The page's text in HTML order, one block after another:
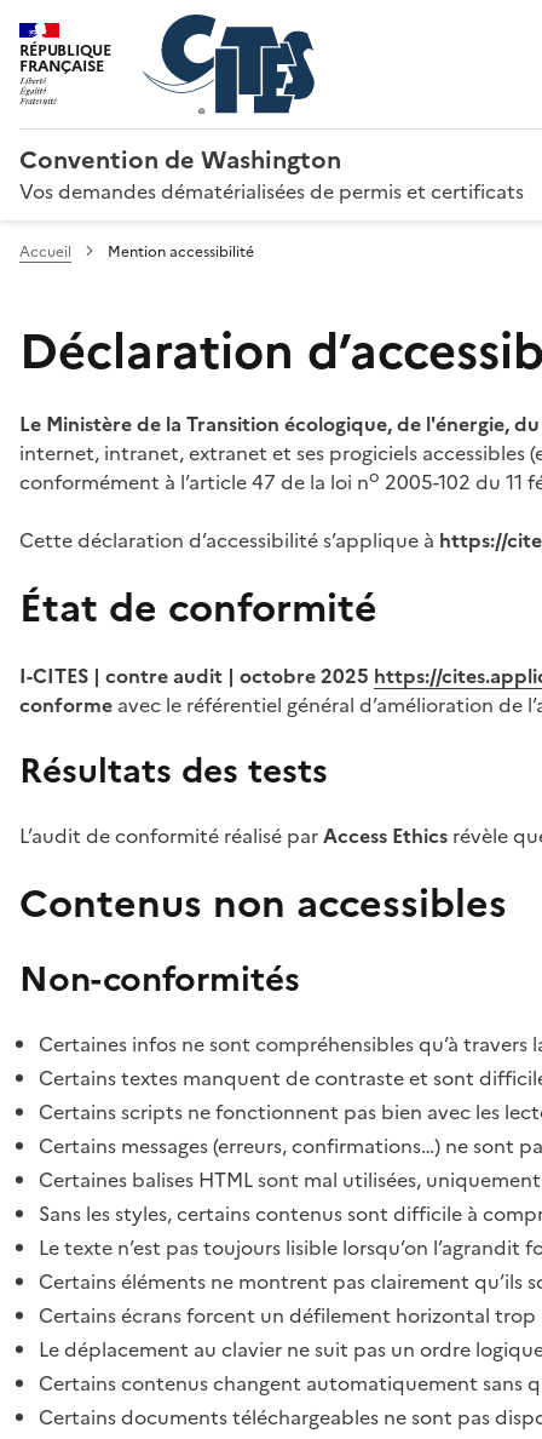
RÉPUBLIQUE
FRANÇAISE
Convention de Washington
Vos demandes dématérialisées de permis et certificats
Accueil Mention accessibilité
Déclaration
Le Ministère de la Transition écologique, de l'énergie,
internet, intranet, extranet et ses progiciels
conformément à l’article 47 de la loi no 2005-102 du 11
Cette déclaration d’accessibilité s’applique à https://
État de conformité
I-CITES | contre audit | octobre 2025 https://
conforme avec le référentiel général d’amélioration de
Résultats des tests
L’audit de conformité réalisé parAccess Ethics révèle
Contenus non accessibles
Non-conformités
Certaines infos ne sont compréhensibles qu’à travers
Certains textes manquent de contraste et sont
Certains scripts ne fonctionnent pas bien avec les
Certains messages (erreurs, confirmations…) ne sont
Certaines balises HTML sont mal utilisées,
Sans les styles, certains contenus sont difficile à
Le texte n’est pas toujours lisible lorsqu’on l’agrandit
Certains éléments ne montrent pas clairement qu’ils
Certains écrans forcent un défilement horizontal
Le déplacement au clavier ne suit pas un ordre
Certains contenus changent automatiquement sans
Certains documents téléchargeables ne sont pas